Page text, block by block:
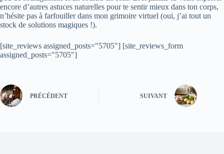
encore d’autres astuces naturelles pour te sentir mieux dans ton corps,
n’hésite pas à farfouiller dans mon grimoire virtuel (oui, j’ai tout un
stock de solutions magiques !).
[site_reviews assigned_posts="5705"] [site_reviews_form
assigned_posts="5705"]
PRÉCÉDENT SUIVANT